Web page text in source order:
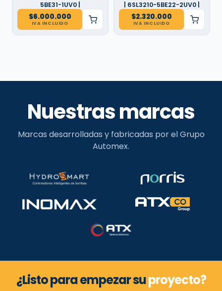
5BE31-1UV0 |
$6.000.000
IVA INCLUIDO
| 6SL3210-5BE22-2UV0 |
$2.320.000
IVA INCLUIDO
Nuestras marcas
Marcas desarrolladas y fabricadas por el Grupo
Automex.
¿Listo para empezar suproyecto?